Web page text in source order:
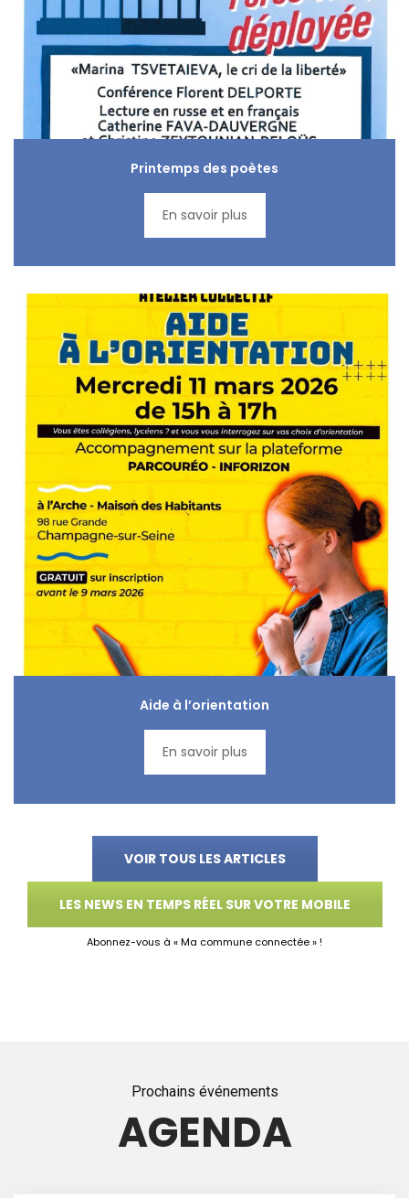
Printemps des poètes
En savoir plus
Aide à l’orientation
En savoir plus
VOIR TOUS LES ARTICLES
LES NEWS EN TEMPS RÉEL SUR VOTRE MOBILE
Abonnez-vous à « Ma commune connectée » !
Prochains événements
AGENDA